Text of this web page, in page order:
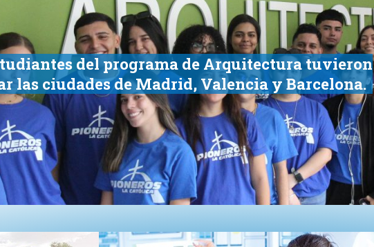
del programa de Arquitectura tuvieron
las ciudades de Madrid, Valencia y Barcelona.